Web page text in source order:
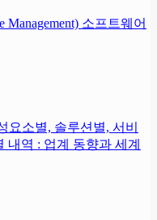
Management) 소프트웨어
요소별, 솔루션별, 서비
내역 : 업계 동향과 세계